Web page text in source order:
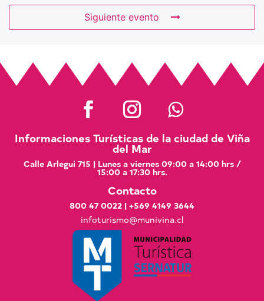
Siguiente evento
Informaciones Turísticas de la ciudad de Viña
del Mar
Calle Arlegui 715 | Lunes a viernes 09:00 a 14:00 hrs /
15:00 a 17:30 hrs.
Contacto
800 47 0022 | +569 4149 3644
infoturismo@munivina.cl